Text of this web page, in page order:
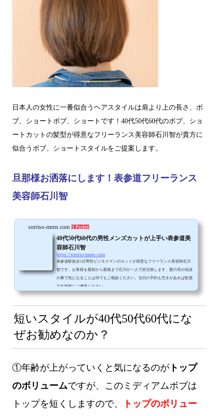
日本人の女性に一番似合うヘアスタイルは肩より上の長さ、ボ
ブ、ショートボブ、ショートです！40代50代60代のボブ、ショ
ートカットの髪型が得意なフリーランス美容師石川智が貴方に
似合うボブ、ショートスタイルをご提案します。
旦那様お洒落にします！表参道フリーランス
美容師石川智
sorriso-mens.com 1 Pocket
40代50代60代の男性メンズカットが上手い表参道美
容師石川智
https://sorriso-mens.com
表参道駅徒歩1分男性ビジネスマンのカットが得意なフリーランス美容師石川
智です。お客様を最初から最後まで石川が一人で担当致します、髪の毛や頭皮
の事で気になることは何でもご相談ください。当日の予約も空きがあれば歓迎
です気軽にご連絡ください。
短いスタイルが40代50代60代にな
ぜお勧めなのか？
①年齢が上がっていくと気になるのがトップ
のボリュームですが、このミディアムボブは
トップを短くしますので、
トップのボリュー